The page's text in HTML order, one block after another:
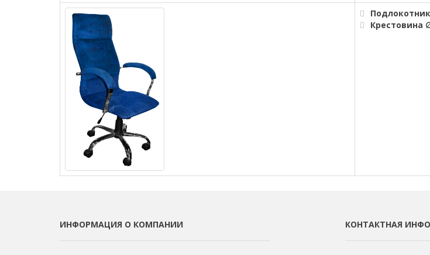
Крестовина
ИНФОРМАЦИЯ О КОМПАНИИ КОНТАКТНАЯ